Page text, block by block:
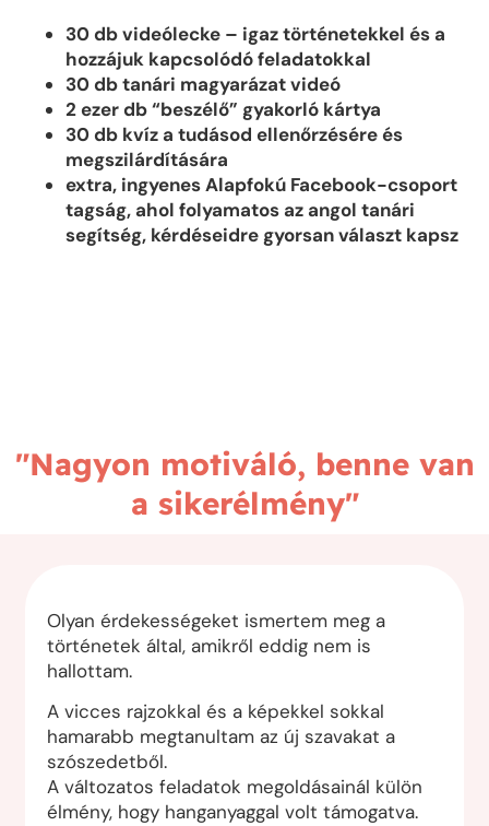
30 db videólecke – igaz történetekkel és a
hozzájuk kapcsolódó feladatokkal
30 db tanári magyarázat videó
2 ezer db “beszélő” gyakorló kártya
30 db kvíz a tudásod ellenőrzésére és
megszilárdítására
extra, ingyenes Alapfokú Facebook-csoport
tagság, ahol folyamatos az angol tanári
segítség, kérdéseidre gyorsan választ kapsz
"Nagyon motiváló, benne van
a sikerélmény"
Olyan érdekességeket ismertem meg a
történetek által, amikről eddig nem is
hallottam.
A vicces rajzokkal és a képekkel sokkal
hamarabb megtanultam az új szavakat a
szószedetből.
A változatos feladatok megoldásainál külön
élmény, hogy hanganyaggal volt támogatva.